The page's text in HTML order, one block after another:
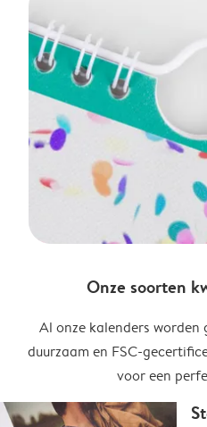
Onze soorten
Al onze kalenders
duurzaam en FSC-
voor een